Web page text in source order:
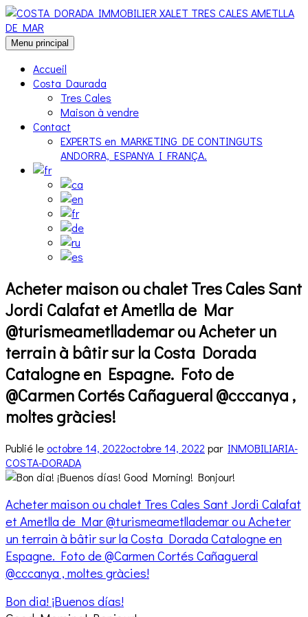
Aller
au
contenu
Menu principal
Accueil
Costa Daurada
Tres Cales
Maison à vendre
Contact
EXPERTS en MARKETING DE CONTINGUTS
ANDORRA, ESPANYA I FRANÇA.
Acheter maison ou chalet Tres Cales Sant
Jordi Calafat et Ametlla de Mar
@turismeametllademar ou Acheter un
terrain à bâtir sur la Costa Dorada
Catalogne en Espagne. Foto de
@Carmen Cortés Cañagueral @cccanya ,
moltes gràcies!
Publié le octobre 14, 2022octobre 14, 2022 par INMOBILIARIA-
COSTA-DORADA
Acheter maison ou chalet Tres Cales Sant Jordi Calafat
et Ametlla de Mar @turismeametllademar ou Acheter
un terrain à bâtir sur la Costa Dorada Catalogne en
Espagne. Foto de @Carmen Cortés Cañagueral
@cccanya , moltes gràcies!
Bon dia! ¡Buenos días!